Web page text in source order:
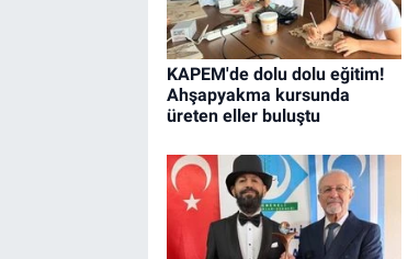
KAPEM'de dolu dolu eğitim!
Ahşapyakma kursunda
üreten eller buluştu